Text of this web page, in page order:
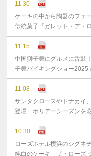
11.30
ケーキの中から陶器のフェ
伝統菓子「ガレット・デ・
11.15
中国獅子舞にグルメに舌鼓
子舞バイキングショー2025
11.08
サンタクロースやトナカイ
登場 ホリデーシーズンを
10.30
ローズホテル横浜のシグネ
純白のケーキ「ザ・ローズ